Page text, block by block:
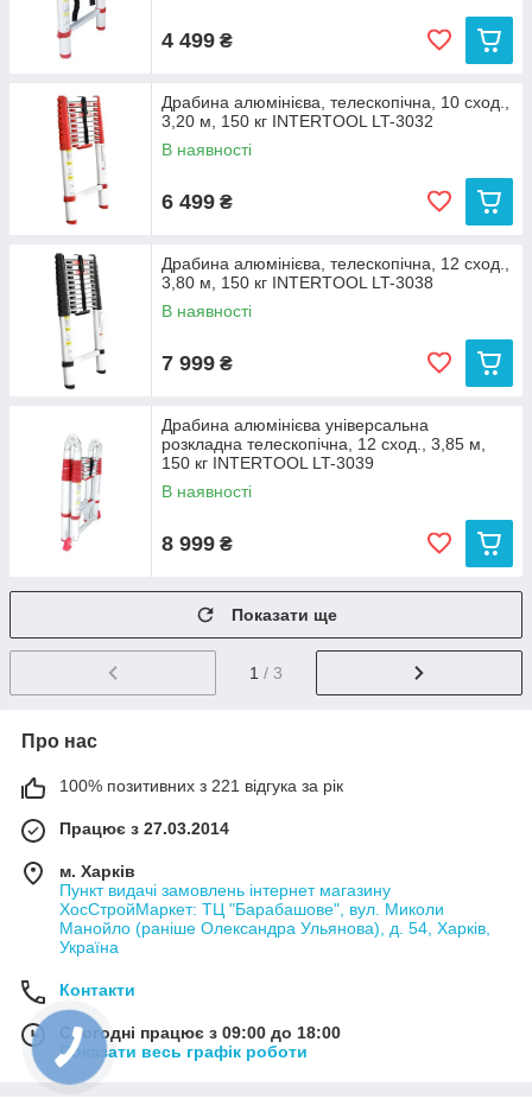
4 499 ₴
Драбина алюмінієва, телескопічна, 10 сход.,
3,20 м, 150 кг INTERTOOL LT-3032
В наявності
6 499 ₴
Драбина алюмінієва, телескопічна, 12 сход.,
3,80 м, 150 кг INTERTOOL LT-3038
В наявності
7 999 ₴
Драбина алюмінієва універсальна
розкладна телескопічна, 12 сход., 3,85 м,
150 кг INTERTOOL LT-3039
В наявності
8 999 ₴
Показати ще
1 / 3
Про нас
100% позитивних з 221 відгука за рік
Працює з 27.03.2014
м. Харків
Пункт видачі замовлень інтернет магазину
ХосСтройМаркет: ТЦ "Барабашове", вул. Миколи
Манойло (раніше Олександра Ульянова), д. 54, Харків,
Україна
Контакти
Сьогодні працює з 09:00 до 18:00
Показати весь графік роботи